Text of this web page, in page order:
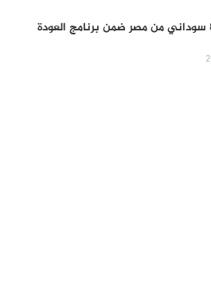
تفويج 8,700 سوداني من مصر ضمن برنامج العودة